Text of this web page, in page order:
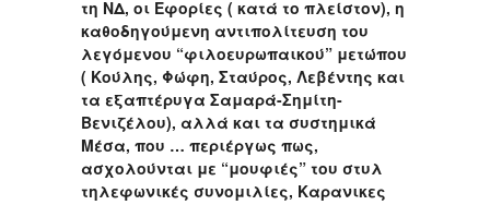
τη ΝΔ, οι Εφορίες ( κατά το πλείστον), η
καθοδηγούμενη αντιπολίτευση του
λεγόμενου “φιλοευρωπαικού” μετώπου
( Κούλης, Φώφη, Σταύρος, Λεβέντης και
τα εξαπτέρυγα Σαμαρά-Σημίτη-
Βενιζέλου), αλλά και τα συστημικά
Μέσα, που … περιέργως πως,
ασχολούνται με “μουφιές” του στυλ
τηλεφωνικές συνομιλίες, Καρανικες